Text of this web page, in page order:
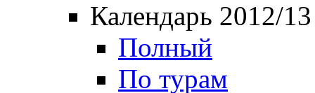
Календарь 2012/13
Полный
По турам